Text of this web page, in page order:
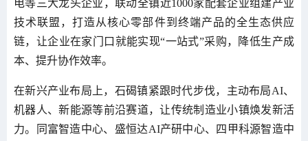
电等三大龙头企业，联动全镇近1000家配套企业组建产业
技术联盟，打造从核心零部件到终端产品的全生态供应
链，让企业在家门口就能实现“一站式”采购，降低生产成
本、提升协作效率。
在新兴产业布局上，石碣镇紧跟时代步伐，主动布局AI、
机器人、新能源等前沿赛道，让传统制造业小镇焕发新活
力。同富智造中心、盛恒达AI产研中心、四甲科源智造中